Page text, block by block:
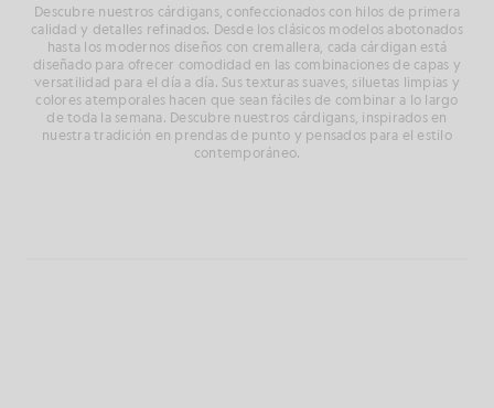
Descubre nuestros cárdigans, confeccionados con hilos de primera
calidad y detalles refinados. Desde los clásicos modelos abotonados
hasta los modernos diseños con cremallera, cada cárdigan está
diseñado para ofrecer comodidad en las combinaciones de capas y
versatilidad para el día a día. Sus texturas suaves, siluetas limpias y
colores atemporales hacen que sean fáciles de combinar a lo largo
de toda la semana. Descubre nuestros cárdigans, inspirados en
nuestra tradición en prendas de punto y pensados para el estilo
contemporáneo.